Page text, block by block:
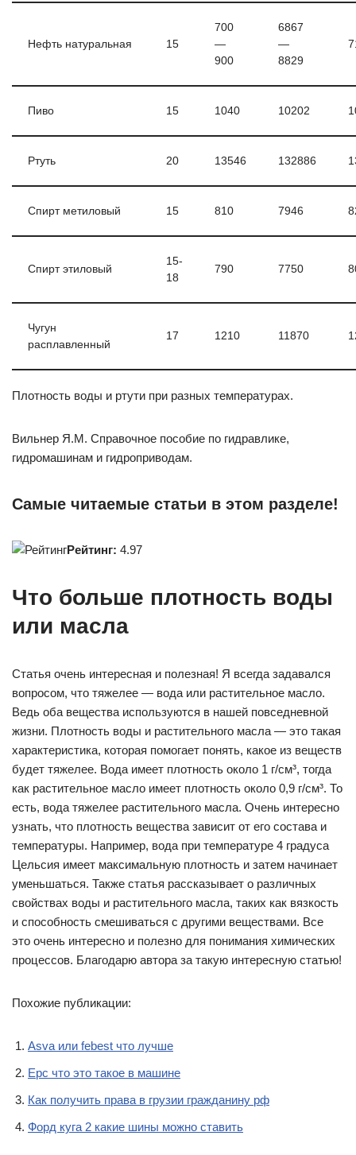
Нефть натуральная 15
700
—
900
6867
—
8829
Пиво 15 1040 10202
Ртуть 20 13546 132886
Спирт метиловый 15 810 7946
Спирт этиловый
15-
18
790 7750
Чугун
расплавленный
17 1210 11870
Плотность воды и ртути при разных температурах.
Вильнер Я.М. Справочное пособие по гидравлике,
гидромашинам и гидроприводам.
Самые читаемые статьи в этом разделе!
Рейтинг: 4.97
Что больше плотность воды
или масла
Статья очень интересная и полезная! Я всегда задавался
вопросом, что тяжелее — вода или растительное масло.
Ведь оба вещества используются в нашей повседневной
жизни. Плотность воды и растительного масла — это такая
характеристика, которая помогает понять, какое из веществ
будет тяжелее. Вода имеет плотность около 1 г/см³, тогда
как растительное масло имеет плотность около 0,9 г/см³. То
есть, вода тяжелее растительного масла. Очень интересно
узнать, что плотность вещества зависит от его состава и
температуры. Например, вода при температуре 4 градуса
Цельсия имеет максимальную плотность и затем начинает
уменьшаться. Также статья рассказывает о различных
свойствах воды и растительного масла, таких как вязкость
и способность смешиваться с другими веществами. Все
это очень интересно и полезно для понимания химических
процессов. Благодарю автора за такую интересную статью!
Похожие публикации:
Asva или febest что лучше
Epc что это такое в машине
Как получить права в грузии гражданину рф
Форд куга 2 какие шины можно ставить